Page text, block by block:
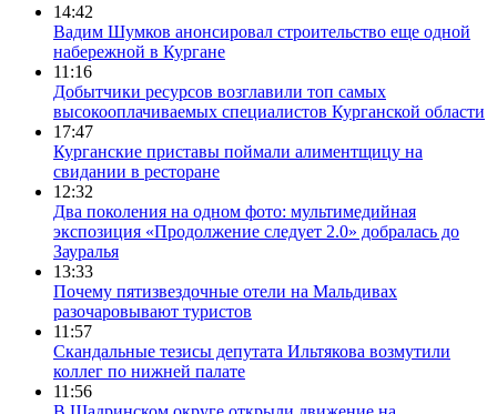
14:42
Вадим Шумков анонсировал строительство еще одной
набережной в Кургане
11:16
Добытчики ресурсов возглавили топ самых
высокооплачиваемых специалистов Курганской области
17:47
Курганские приставы поймали алиментщицу на
свидании в ресторане
12:32
Два поколения на одном фото: мультимедийная
экспозиция «Продолжение следует 2.0» добралась до
Зауралья
13:33
Почему пятизвездочные отели на Мальдивах
разочаровывают туристов
11:57
Скандальные тезисы депутата Ильтякова возмутили
коллег по нижней палате
11:56